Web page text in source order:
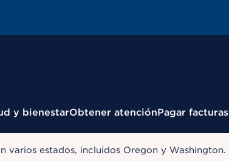
y bienestarObtener atenciónPagar facturas
varios estados, incluidos Oregon y Washington.